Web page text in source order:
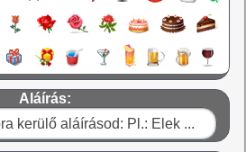
Aláírás: